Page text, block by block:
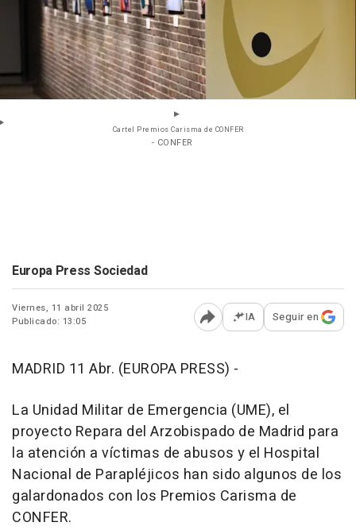
Cartel Premios Carisma de CONFER
- CONFER
Europa Press Sociedad
Viernes, 11 abril 2025
Publicado: 13:05
Abrir opciones para
IA Seguir en
MADRID 11 Abr. (EUROPA PRESS) -
La Unidad Militar de Emergencia (UME), el
proyecto Repara del Arzobispado de Madrid para
la atención a víctimas de abusos y el Hospital
Nacional de Parapléjicos han sido algunos de los
galardonados con los Premios Carisma de
CONFER.